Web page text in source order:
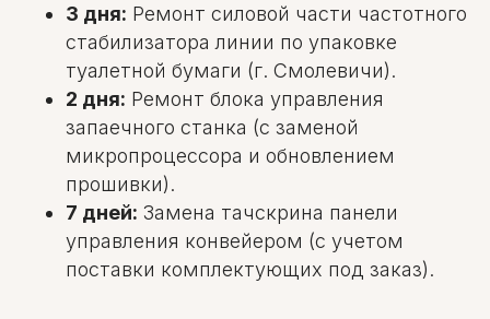
3 дня: Ремонт силовой части частотного
стабилизатора линии по упаковке
туалетной бумаги (г. Смолевичи).
2 дня: Ремонт блока управления
запаечного станка (с заменой
микропроцессора и обновлением
прошивки).
7 дней: Замена тачскрина панели
управления конвейером (с учетом
поставки комплектующих под заказ).